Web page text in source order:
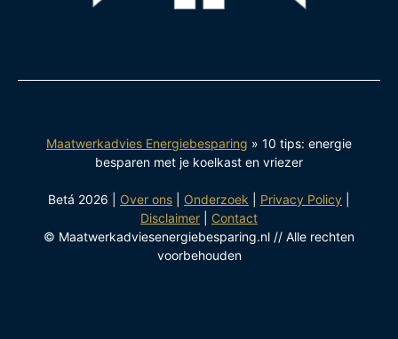
Maatwerkadvies Energiebesparing » 10 tips: energie
besparen met je koelkast en vriezer
Betá 2026 | Over ons Onderzoek Privacy Policy
Disclaimer
Contact
© Maatwerkadviesenergiebesparing.nl // Alle rechten
voorbehouden